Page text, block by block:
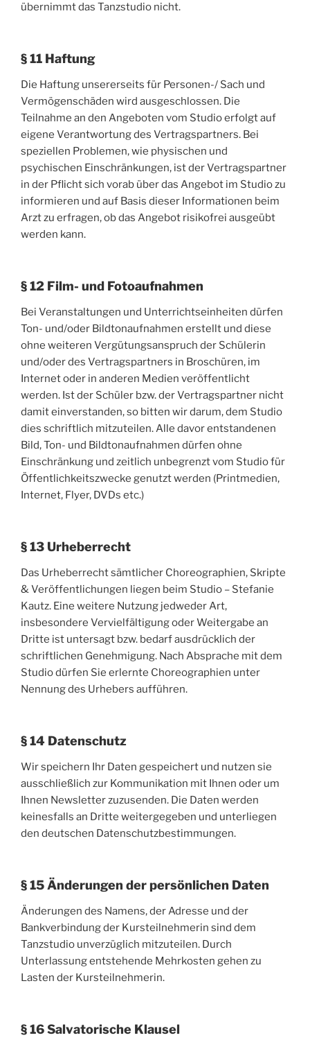
übernimmt das Tanzstudio nicht.
§ 11 Haftung
Die Haftung unsererseits für Personen-/ Sach und
Vermögenschäden wird ausgeschlossen. Die
Teilnahme an den Angeboten vom Studio erfolgt auf
eigene Verantwortung des Vertragspartners. Bei
speziellen Problemen, wie physischen und
psychischen Einschränkungen, ist der Vertragspartner
in der Pflicht sich vorab über das Angebot im Studio zu
informieren und auf Basis dieser Informationen beim
Arzt zu erfragen, ob das Angebot risikofrei ausgeübt
werden kann.
§ 12 Film- und Fotoaufnahmen
Bei Veranstaltungen und Unterrichtseinheiten dürfen
Ton- und/oder Bildtonaufnahmen erstellt und diese
ohne weiteren Vergütungsanspruch der Schülerin
und/oder des Vertragspartners in Broschüren, im
Internet oder in anderen Medien veröffentlicht
werden. Ist der Schüler bzw. der Vertragspartner nicht
damit einverstanden, so bitten wir darum, dem Studio
dies schriftlich mitzuteilen. Alle davor entstandenen
Bild, Ton- und Bildtonaufnahmen dürfen ohne
Einschränkung und zeitlich unbegrenzt vom Studio für
Öffentlichkeitszwecke genutzt werden (Printmedien,
Internet, Flyer, DVDs etc.)
§ 13 Urheberrecht
Das Urheberrecht sämtlicher Choreographien, Skripte
& Veröffentlichungen liegen beim Studio – Stefanie
Kautz. Eine weitere Nutzung jedweder Art,
insbesondere Vervielfältigung oder Weitergabe an
Dritte ist untersagt bzw. bedarf ausdrücklich der
schriftlichen Genehmigung. Nach Absprache mit dem
Studio dürfen Sie erlernte Choreographien unter
Nennung des Urhebers aufführen.
§ 14 Datenschutz
Wir speichern Ihr Daten gespeichert und nutzen sie
ausschließlich zur Kommunikation mit Ihnen oder um
Ihnen Newsletter zuzusenden. Die Daten werden
keinesfalls an Dritte weitergegeben und unterliegen
den deutschen Datenschutzbestimmungen.
§ 15 Änderungen der persönlichen Daten
Änderungen des Namens, der Adresse und der
Bankverbindung der Kursteilnehmerin sind dem
Tanzstudio unverzüglich mitzuteilen. Durch
Unterlassung entstehende Mehrkosten gehen zu
Lasten der Kursteilnehmerin.
§ 16 Salvatorische Klausel